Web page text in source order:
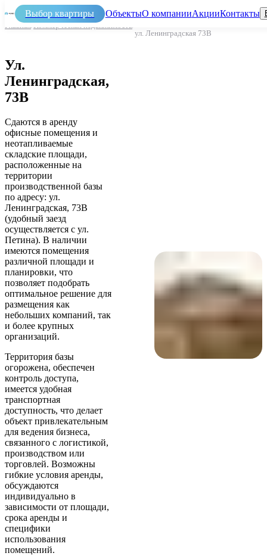
Выбор квартиры ОбъектыО компанииАкцииКонтакты
Главная/Коммерческая недвижимость
ул. Ленинградская 73В
Ул.
Ленинградская,
73В
Сдаются в аренду
офисные помещения и
неотапливаемые
складские площади,
расположенные на
территории
производственной базы
по адресу: ул.
Ленинградская, 73В
(удобный заезд
осуществляется с ул.
Петина). В наличии
имеются помещения
различной площади и
планировки, что
позволяет подобрать
оптимальное решение для
размещения как
небольших компаний, так
и более крупных
организаций.
Территория базы
огорожена, обеспечен
контроль доступа,
имеется удобная
транспортная
доступность, что делает
объект привлекательным
для ведения бизнеса,
связанного с логистикой,
производством или
торговлей. Возможны
гибкие условия аренды,
обсуждаются
индивидуально в
зависимости от площади,
срока аренды и
специфики
использования
помещений.